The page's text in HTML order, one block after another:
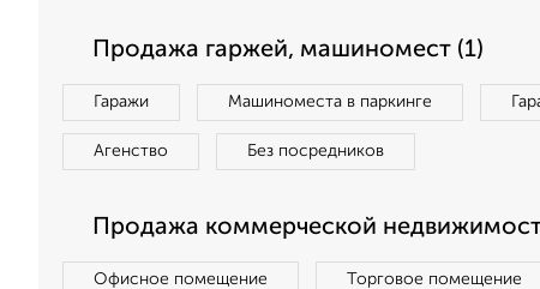
Продажа гаржей, машиномест (1)
Гаражи Машиноместа в паркинге
Агенство Без посредников
Продажа коммерческой
Офисное помещение Торговое помещение